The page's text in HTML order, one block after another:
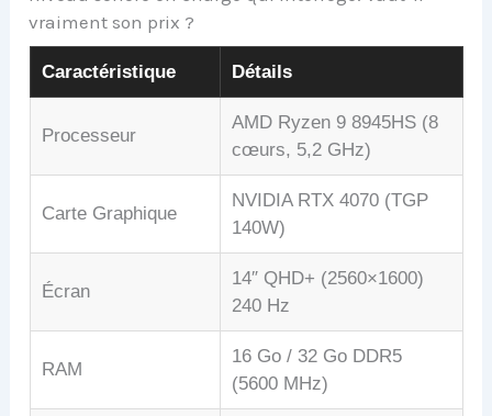
vraiment son prix ?
Caractéristique Détails
Processeur
AMD Ryzen 9 8945HS (8
cœurs, 5,2 GHz)
Carte Graphique
NVIDIA RTX 4070 (TGP
140W)
Écran
14″ QHD+ (2560×1600)
240 Hz
RAM
16 Go / 32 Go DDR5
(5600 MHz)